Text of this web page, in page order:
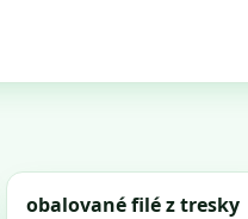
obalované filé z tresky